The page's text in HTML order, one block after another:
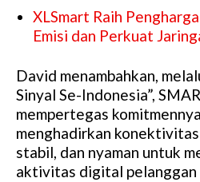
XLSmart Raih
Emisi dan Perkuat
David menambahkan,
Sinyal Se-Indonesia”,
mempertegas
menghadirkan
stabil, dan nyaman untuk
aktivitas digital pelanggan